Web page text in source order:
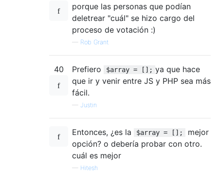
porque las personas que podían
deletrear "cuál" se hizo cargo del
proceso de votación :)
— Rob Grant
40 Prefiero $array = []; ya que hace
que ir y venir entre JS y PHP sea más
fácil.
— Justin
Entonces, ¿es la $array = [];
mejor
opción? o debería probar con otro.
cuál es mejor
— Hitesh